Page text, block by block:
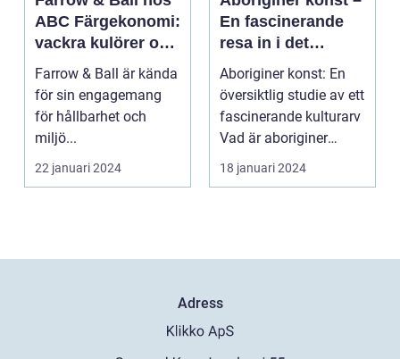
ABC Färgekonomi:
vackra kulörer och
miljömedvetenhet
Farrow & Ball är kända
för sin engagemang
för hållbarhet och
miljö...
22 januari 2024
En fascinerande
resa in i det
australiska
aboriginska
kulturarvet
Aboriginer konst: En
översiktlig studie av ett
fascinerande kulturarv
Vad är aboriginer
konst och ...
18 januari 2024
Adress